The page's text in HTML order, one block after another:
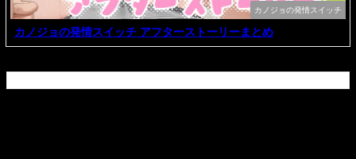
カノジョの発情スイッチ
カノジョの発情スイッチ アフターストーリーまとめ